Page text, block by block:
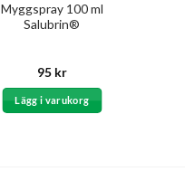
Myggspray 100 ml
Salubrin®
95 kr
Lägg i varukorg